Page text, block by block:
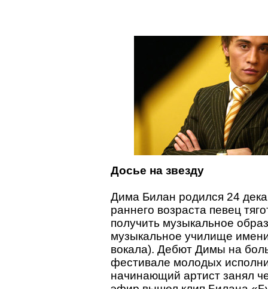
Досье на звезду
Дима Билан родился 24
раннего возраста певец
получить музыкальное
музыкальное училище
вокала). Дебют Димы на
фестивале молодых
начинающий артист занял